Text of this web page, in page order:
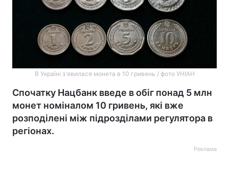
В Україні з'явилася монета в 10 гривень / фото УНІАН
Спочатку Нацбанк введе в обіг понад 5 млн
монет номіналом 10 гривень, які вже
розподілені між підрозділами регулятора в
регіонах.
Реклама